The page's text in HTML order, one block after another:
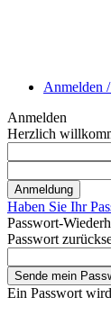
Anmelden
Anmelden
Herzlich
Haben Sie Ihr
Passwort-
Passwort
Ein Passwort